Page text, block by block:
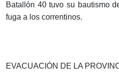
Batallón 40 tuvo su bautismo
fuga a los correntinos.
EVACUACIÓN DE LA